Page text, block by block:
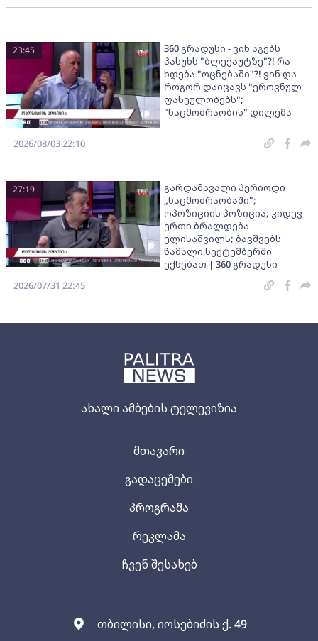
ახალი ამბების ტელევიზია
თბილისი, იოსებიძის ქ. 49
მთავარი
გადაცემები
პროგრამა
რეკლამა
ჩვენ შესახებ
360 გრადუსი - ვინ აგებს
პასუხს "ბლექაუტზე"?! რა
ხდება "ოცნებაში"?! ვინ და
როგორ დაიცავს "ეროვნულ
ფასეულობებს";
"ნაცმოძრაობის" დილემა
23:45
2026/08/03 22:10
გარდამავალი პერიოდი
„ნაცმოძრაობაში";
ოპოზიციის პოზიცია; კიდევ
ერთი ბრალდება
ელისაშვილს; ბავშვებს
წამალი სექტემბერში
ექნებათ | 360 გრადუსი
27:19
2026/07/31 22:45